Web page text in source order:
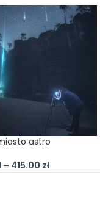
astro
– 415.00 zł